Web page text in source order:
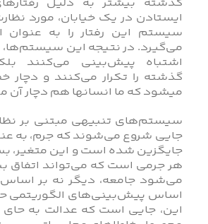
گذشته بیشتر به دلیل
ایستادن در یک خیابان، مورد
سیستم این رفتار را به عنوان
می‌گیرد. در نتیجه این سیستم‌ها،
اشتباه پیش‌بینی می‌کنند
گذشته را تکرار می‌کنند و دچار
میشود که ما انسانها هم دچار آن
سیستم‌های تنبیهی مبتنی بر
جایی شروع می‌شوند که جرم، به
جایگزین شده است و این متغیر،
هر جرمی است که می‌تواند اتفاق
می‌شود جامعه، دیگر نه بر اساس
اساس پیش‌بینی‌های الگوریتمی
این، جایی است که عدالت به